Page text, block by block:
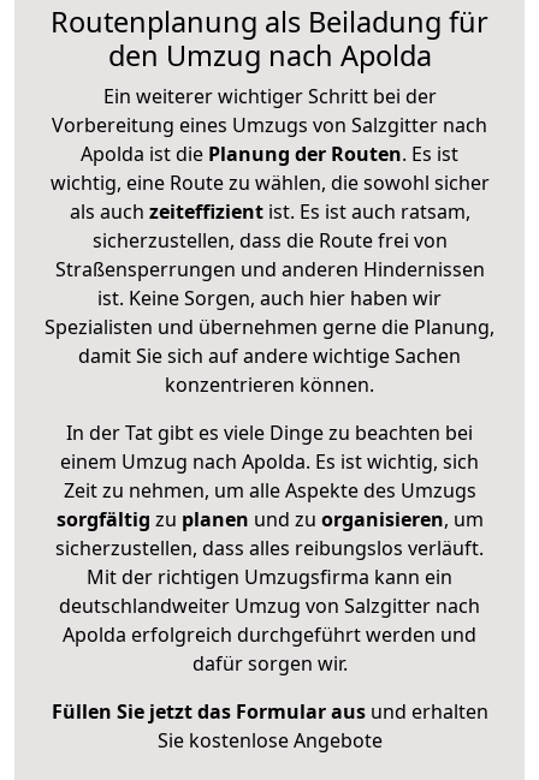
Routenplanung als Beiladung für
den Umzug nach Apolda
Ein weiterer wichtiger Schritt bei der
Vorbereitung eines Umzugs von Salzgitter nach
Apolda ist die Planung der Routen. Es ist
wichtig, eine Route zu wählen, die sowohl sicher
als auch zeiteffizientist. Es ist auch ratsam,
sicherzustellen, dass die Route frei von
Straßensperrungen und anderen Hindernissen
ist. Keine Sorgen, auch hier haben wir
Spezialisten und übernehmen gerne die Planung,
damit Sie sich auf andere wichtige Sachen
konzentrieren können.
In der Tat gibt es viele Dinge zu beachten bei
einem Umzug nach Apolda. Es ist wichtig, sich
Zeit zu nehmen, um alle Aspekte des Umzugs
sorgfältig zu planen und zu organisieren, um
sicherzustellen, dass alles reibungslos verläuft.
Mit der richtigen Umzugsfirma kann ein
deutschlandweiter Umzug von Salzgitter nach
Apolda erfolgreich durchgeführt werden und
dafür sorgen wir.
Füllen Sie jetzt das Formular ausund erhalten
Sie kostenlose Angebote